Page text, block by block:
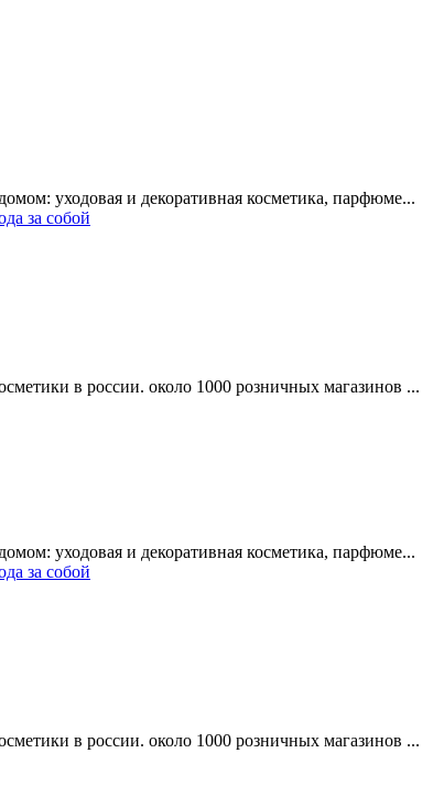
уходовая и декоративная косметика, парфюме...
за собой
в россии. около 1000 розничных магазинов ...
уходовая и декоративная косметика, парфюме...
за собой
в россии. около 1000 розничных магазинов ...